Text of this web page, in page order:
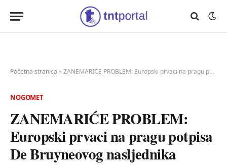
Početna stranica »ZANEMARIĆE PROBLEM: Europski prvaci na pragu potpisa De Bruyneovog nasljednika
NOGOMET
ZANEMARIĆE PROBLEM:
Europski prvaci na pragu potpisa
De Bruyneovog nasljednika